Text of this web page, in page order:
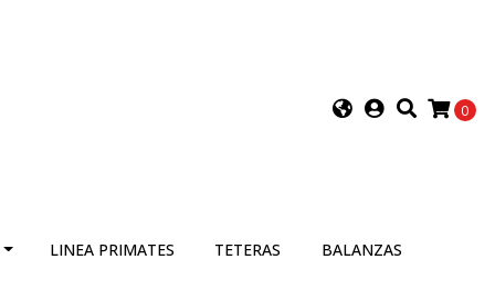
0
LINEA PRIMATES TETERAS BALANZAS